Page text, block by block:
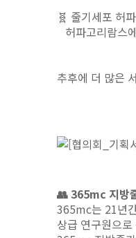
🧬 줄기세포 허
허파고리람스
추후에 더 많은
👥 365mc 지방
365mc는 21년
상급 연구원으로